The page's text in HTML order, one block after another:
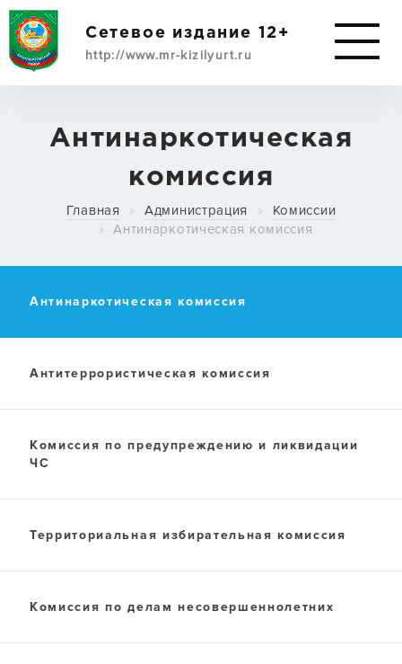
Сетевое издание 12+
http://www.mr-kizilyurt.ru
ПОДДЕРЖКА
СУБЪЕКТАМ МСП
О РАЙОНЕ
АДМИНИСТРАЦИЯ
ПРЕСС-ЦЕНТР
Антинаркотическая
комиссия
Главная Администрация
Комиссии
Антинаркотическая комиссия
Антинаркотическая комиссия
Антитеррористическая комиссия
Комиссия по предупреждению и ликвидации
ЧС
Территориальная избирательная комиссия
Комиссия по делам несовершеннолетних